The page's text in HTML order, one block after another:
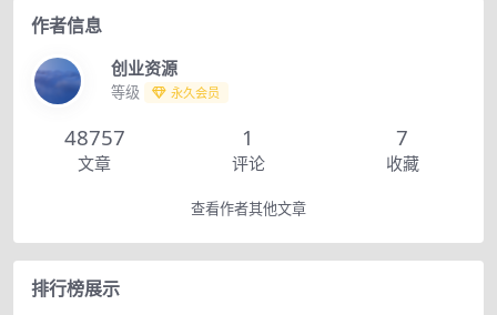
作者信息
创业资源
等级 永久会员
48757
文章
1
评论
7
收藏
查看作者其他文章
排行榜展示